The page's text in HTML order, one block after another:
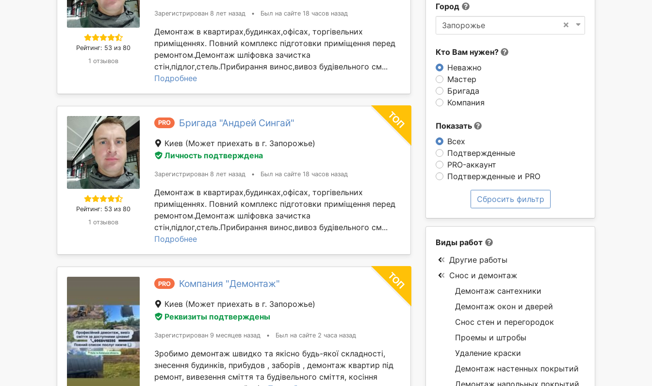
Город
×
Запорожье
Кто Вам нужен?
Неважно
Мастер
Бригада
Компания
Показать
Всех
Подтвержденные
PRO-аккаунт
Подтвержденные и PRO
Сбросить фильтр
Рейтинг: 53 из 80
1 отзывов
Зарегистрирован 8 лет назад • Был на сайте 18 часов назад
Демонтаж в квартирах,будинках,офісах, торгівельних
приміщеннях. Повний комплекс підготовки приміщення перед
ремонтом.Демонтаж шліфовка зачистка
стін,підлог,стель.Прибирання винос,вивоз будівельного см...
Подробнее
Рейтинг: 53 из 80
1 отзывов
PRO Бригада "Андрей Сингай"
Киев (Может приехать в г. Запорожье)
Личность подтверждена
Зарегистрирован 8 лет назад • Был на сайте 18 часов назад
Демонтаж в квартирах,будинках,офісах, торгівельних
приміщеннях. Повний комплекс підготовки приміщення перед
ремонтом.Демонтаж шліфовка зачистка
стін,підлог,стель.Прибирання винос,вивоз будівельного см...
Подробнее
PRO Компания "Демонтаж"
Киев (Может приехать в г. Запорожье)
Реквизиты подтверждены
Зарегистрирован 9 месяцев назад • Был на сайте 2 часа назад
Зробимо демонтаж швидко та якісно будь-якої складності,
знесення будинків, прибудов , заборів , демонтаж квартир під
ремонт, вивезення сміття та будівельного сміття, косіння
Виды работ
Другие работы
Снос и демонтаж
Демонтаж сантехники
Демонтаж окон и дверей
Снос стен и перегородок
Проемы и штробы
Удаление краски
Демонтаж настенных покрытий
Демонтаж напольных покрытий